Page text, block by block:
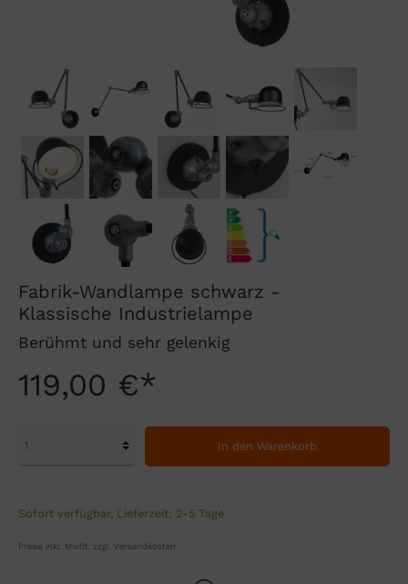
Fabrik-Wandlampe schwarz -
Klassische Industrielampe
Berühmt und sehr gelenkig
119,00 €*
In den Warenkorb
Sofort verfügbar, Lieferzeit: 2-5 Tage
Preise inkl. MwSt. zzgl. Versandkosten